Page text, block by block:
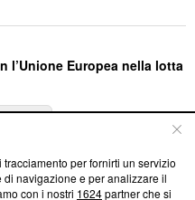
l’Unione Europea nella lotta
trasparenti su Blasting
e su come ci impegniamo a
per fornirti un servizio
navigazione e per analizzare il
con i nostri 1624partner che si